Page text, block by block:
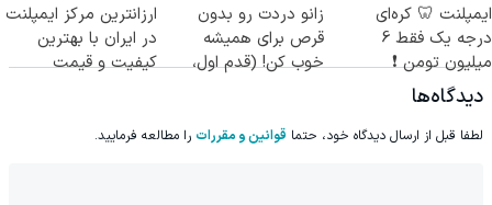
ایمپلنت 🦷 کره‌ای
درجه یک فقط 6
میلیون تومن ❗
زانو دردت رو بدون
قرص برای همیشه
خوب کن! (قدم اول،
ارزانترین مرکز ایمپلنت
در ایران با بهترین
کیفیت و قیمت
دیدگاه‌ها
لطفا قبل از ارسال دیدگاه خود، حتما قوانین و مقررات را مطالعه فرمایید.